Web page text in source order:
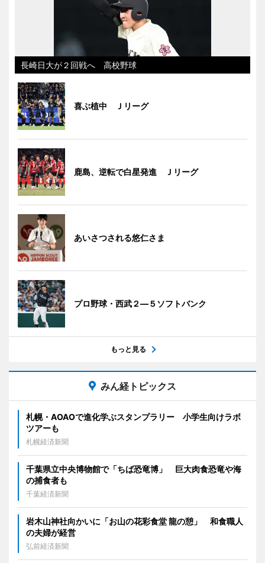
長崎日大が２回戦へ 高校野球
喜ぶ植中 Ｊリーグ
鹿島、逆転で白星発進 Ｊリーグ
あいさつされる悠仁さま
プロ野球・西武２―５ソフトバンク
もっと見る
みん経トピックス
札幌・AOAOで進化学ぶスタンプラリー 小学生向けラボ
ツアーも
札幌経済新聞
千葉県立中央博物館で「ちば恐竜博」 巨大肉食恐竜や海
の捕食者も
千葉経済新聞
岩木山神社向かいに「お山の花彩食堂 龍の憩」 和食職人
の夫婦が経営
弘前経済新聞